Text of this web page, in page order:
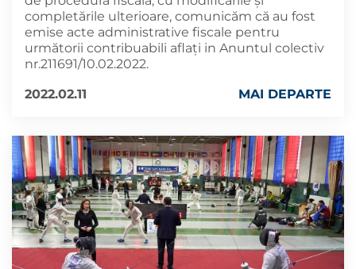
completările ulterioare, comunicăm că au fost
emise acte administrative fiscale pentru
următorii contribuabili aflați in Anuntul colectiv
nr.211691/10.02.2022.
2022.02.11
MAI DEPARTE